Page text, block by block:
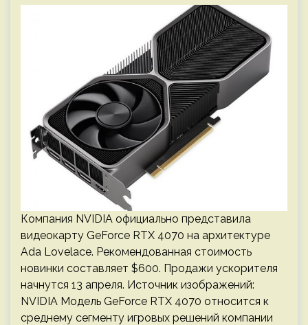
Компания NVIDIA официально представила
видеокарту GeForce RTX 4070 на архитектуре
Ada Lovelace. Рекомендованная стоимость
новинки составляет $600. Продажи ускорителя
начнутся 13 апреля. Источник изображений:
NVIDIA Модель GeForce RTX 4070 относится к
среднему сегменту игровых решений компании